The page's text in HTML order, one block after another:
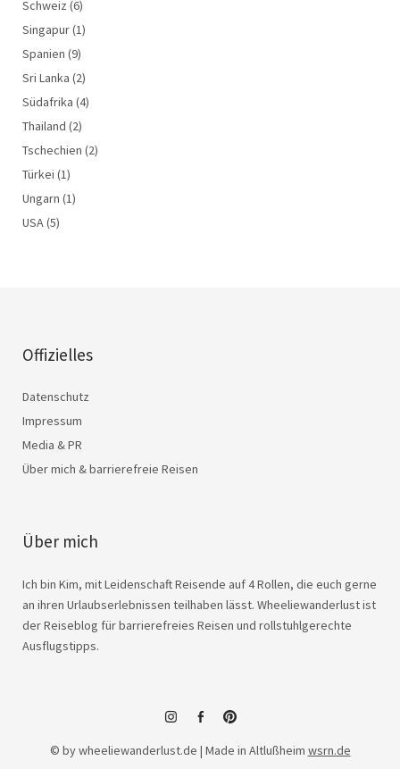
Schweiz (6)
Singapur(1)
Spanien (9)
Sri Lanka (2)
Südafrika (4)
Thailand (2)
Tschechien (2)
Türkei (1)
Ungarn (1)
USA(5)
Offizielles
Datenschutz
Impressum
Media & PR
Über mich & barrierefreie Reisen
Über mich
Ich bin Kim, mit Leidenschaft Reisende auf 4 Rollen, die euch gerne
an ihren Urlaubserlebnissen teilhaben lässt. Wheeliewanderlust ist
der Reiseblog für barrierefreies Reisen und rollstuhlgerechte
Ausflugstipps.
instagramfacebook
© by wheeliewanderlust.de | Made in Altlußheim wsrn.de